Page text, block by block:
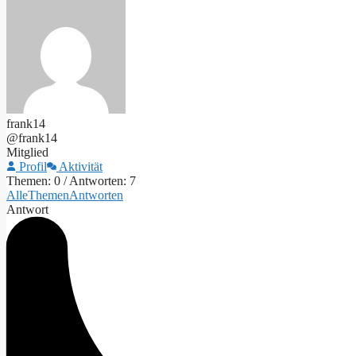
frank14
@frank14
Mitglied
Profil
Aktivität
Themen: 0 /Antworten: 7
AlleThemenAntworten
Antwort